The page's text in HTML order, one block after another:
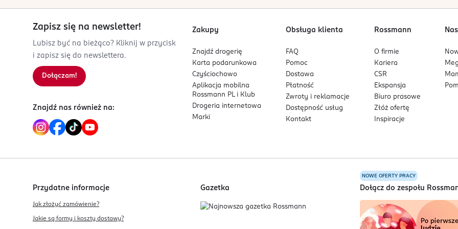
Zapisz się na newsletter!
Lubisz być na bieżąco? Kliknij w przycisk
i zapisz się do newslettera.
Dołączam!
Znajdź nas również na:
Zakupy
Znajdź drogerię
Karta podarunkowa
Czyściochowo
Aplikacja mobilna
Rossmann PL i Klub
Drogeria internetowa
Marki
Obsługa klienta
FAQ
Pomoc
Dostawa
Płatność
Zwroty i reklamacje
Dostępność usług
Kontakt
Rossmann
O firmie
Kariera
CSR
Ekspansja
Biuro prasowe
Złóż ofertę
Inspiracje
Przydatne informacje
Jak złożyć zamówienie?
Jakie są formy i koszty dostawy?
Gazetka
NOWE OFERTY PRACY
Dołącz do zespołu